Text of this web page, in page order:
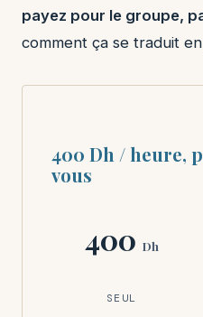
payez pour le groupe,
comment ça se traduit
400 Dh / heure,
vous
400 Dh
SEUL